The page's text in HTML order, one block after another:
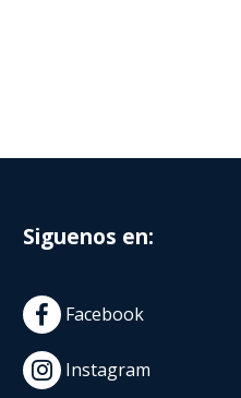
Siguenos en:
Facebook
Instagram